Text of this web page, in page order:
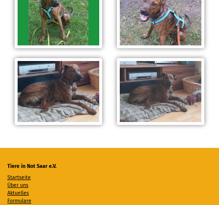
Tiere in Not Saar e.V.
Startseite
Über uns
Aktuelles
Formulare